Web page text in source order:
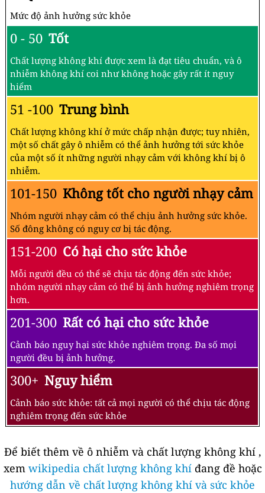
Mức độ ảnh hưởng sức khỏe
0 - 50 Tốt
Chất lượng không khí được xem là đạt tiêu chuẩn, và ô
nhiễm không khí coi như không hoặc gây rất ít nguy
hiểm
51 -100 Trung bình
Chất lượng không khí ở mức chấp nhận được; tuy nhiên,
một số chất gây ô nhiễm có thể ảnh hưởng tới sức khỏe
của một số ít những người nhạy cảm với không khí bị ô
nhiễm.
101-150 Không tốt cho người nhạy cảm
Nhóm người nhạy cảm có thể chịu ảnh hưởng sức khỏe.
Số đông không có nguy cơ bị tác động.
151-200 Có hại cho sức khỏe
Mỗi người đều có thể sẽ chịu tác động đến sức khỏe;
nhóm người nhạy cảm có thể bị ảnh hưởng nghiêm trọng
hơn.
201-300 Rất có hại cho sức khỏe
Cảnh báo nguy hại sức khỏe nghiêm trọng. Đa số mọi
người đều bị ảnh hưởng.
300+ Nguy hiểm
Cảnh báo sức khỏe: tất cả mọi người có thể chịu tác động
nghiêm trọng đến sức khỏe
Để biết thêm về ô nhiễm và chất lượng không khí ,
xem wikipedia chất lượng không khíđang đề hoặc
hướng dẫn về chất lượng không khí và sức khỏe